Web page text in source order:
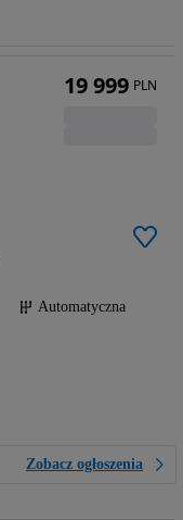
Automatyczna
Zobacz ogłoszenia
19 999 PLN